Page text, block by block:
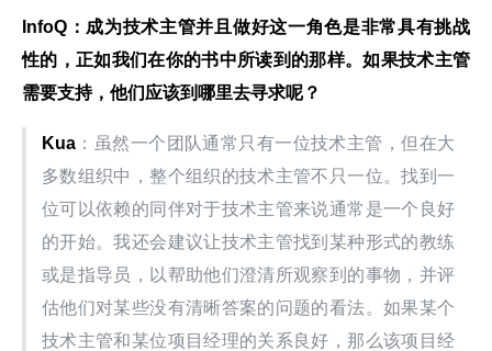
InfoQ ：成为技术主管并且做好这一角色是非常具有挑战
性的，正如我们在你的书中所读到的那样。如果技术主管
需要支持，他们应该到哪里去寻求呢？
Kua ：虽然一个团队通常只有一位技术主管，但在大
多数组织中，整个组织的技术主管不只一位。找到一
位可以依赖的同伴对于技术主管来说通常是一个良好
的开始。我还会建议让技术主管找到某种形式的教练
或是指导员，以帮助他们澄清所观察到的事物，并评
估他们对某些没有清晰答案的问题的看法。如果某个
技术主管和某位项目经理的关系良好，那么该项目经